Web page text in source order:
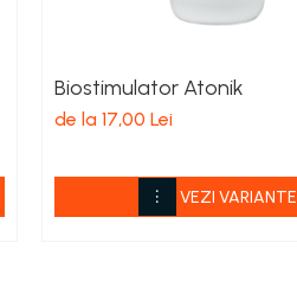
Biostimulator Atonik
de la 17,00 Lei
VEZI VARIANTE